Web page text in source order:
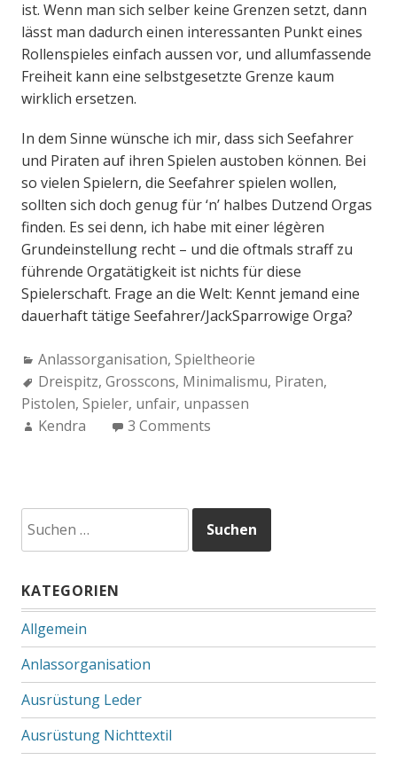
ist. Wenn man sich selber keine Grenzen setzt, dann
lässt man dadurch einen interessanten Punkt eines
Rollenspieles einfach aussen vor, und allumfassende
Freiheit kann eine selbstgesetzte Grenze kaum
wirklich ersetzen.
In dem Sinne wünsche ich mir, dass sich Seefahrer
und Piraten auf ihren Spielen austoben können. Bei
so vielen Spielern, die Seefahrer spielen wollen,
sollten sich doch genug für ‘n’ halbes Dutzend Orgas
finden. Es sei denn, ich habe mit einer légèren
Grundeinstellung recht – und die oftmals straff zu
führende Orgatätigkeit ist nichts für diese
Spielerschaft. Frage an die Welt: Kennt jemand eine
dauerhaft tätige Seefahrer/JackSparrowige Orga?
Categories:
Anlassorganisation, Spieltheorie
Tags:
Dreispitz, Grosscons, Minimalismu, Piraten,
Pistolen, Spieler, unfair, unpassen
Author:
Kendra 3 Comments
nach:
KATEGORIEN
Allgemein
Anlassorganisation
Ausrüstung Leder
Ausrüstung Nichttextil